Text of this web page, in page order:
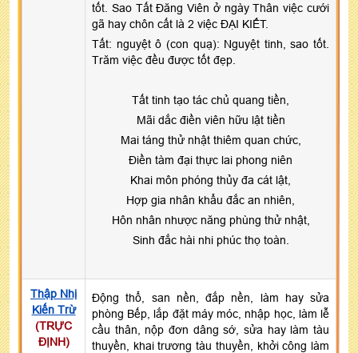
tốt. Sao Tất Đăng Viên ở ngày Thân việc cưới
gã hay chôn cất là 2 việc ĐẠI KIẾT.
Tất: nguyệt ô (con quạ): Nguyệt tinh, sao tốt.
Trăm việc đều được tốt đẹp.
Tất tinh tạo tác chủ quang tiền,
Mãi dắc điền viên hữu lật tiền
Mai táng thử nhật thiêm quan chức,
Điền tàm đại thực lai phong niên
Khai môn phóng thủy đa cát lật,
Hợp gia nhân khẩu đắc an nhiên,
Hôn nhân nhược năng phùng thử nhật,
Sinh đắc hài nhi phúc thọ toàn.
Thập Nhị
Kiến Trừ
(TRỰC
ĐỊNH)
Động thổ, san nền, đắp nền, làm hay sửa
phòng Bếp, lắp đặt máy móc, nhập học, làm lễ
cầu thân, nộp đơn dâng sớ, sửa hay làm tàu
thuyền, khai trương tàu thuyền, khởi công làm